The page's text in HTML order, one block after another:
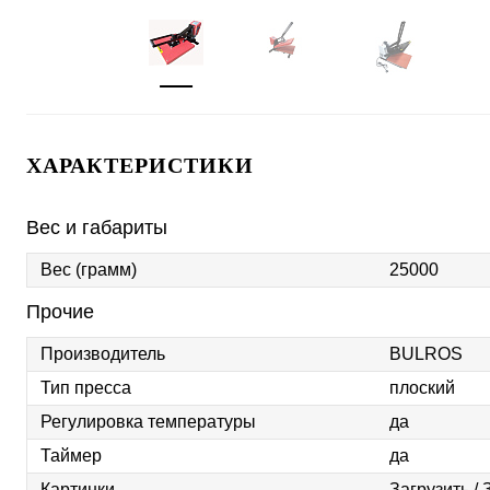
ХАРАКТЕРИСТИКИ
Вес и габариты
Вес (грамм) 25000
Прочие
Производитель
BULROS
Тип пресса
плоский
Регулировка температуры
да
Таймер
да